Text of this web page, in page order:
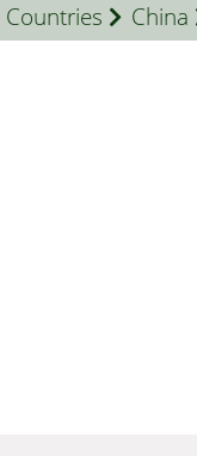
Countries China